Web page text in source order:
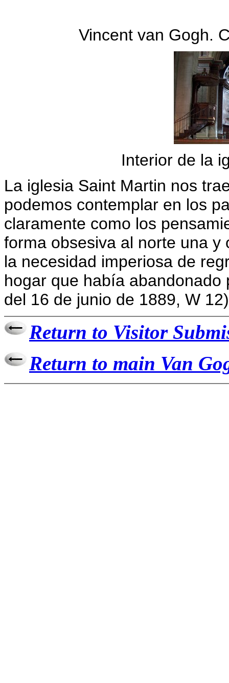
Vincent van Gogh.
Interior de la
La iglesia Saint Martin nos
podemos contemplar en los
claramente como los
forma obsesiva al norte una
la necesidad imperiosa de
hogar que había
del 16 de junio de 1889, W
Return to Visitor
Return to main Van